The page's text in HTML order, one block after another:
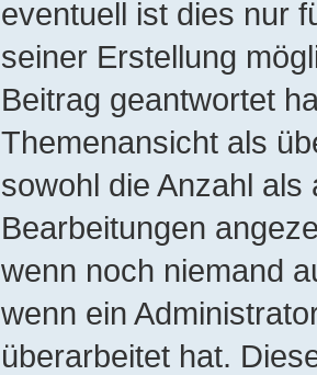
eventuell ist dies nur
seiner Erstellung
Beitrag geantwortet
Themenansicht als
sowohl die Anzahl
Bearbeitungen
wenn noch niemand
wenn ein
überarbeitet hat.